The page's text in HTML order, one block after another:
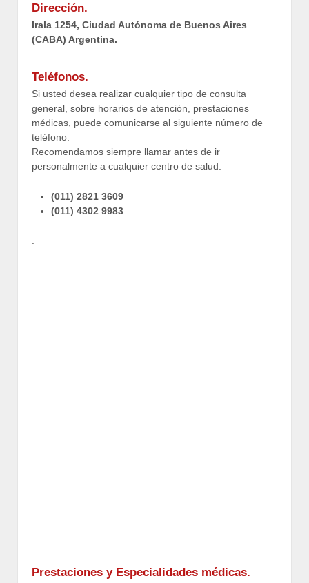
Dirección.
Irala 1254, Ciudad Autónoma de Buenos Aires
(CABA) Argentina.
Teléfonos.
Si usted desea realizar cualquier tipo de consulta
general, sobre horarios de atención, prestaciones
médicas, puede comunicarse al siguiente número de
teléfono.
Recomendamos siempre llamar antes de ir
personalmente a cualquier centro de salud.
(011) 2821 3609
(011) 4302 9983
Prestaciones y Especialidades médicas.